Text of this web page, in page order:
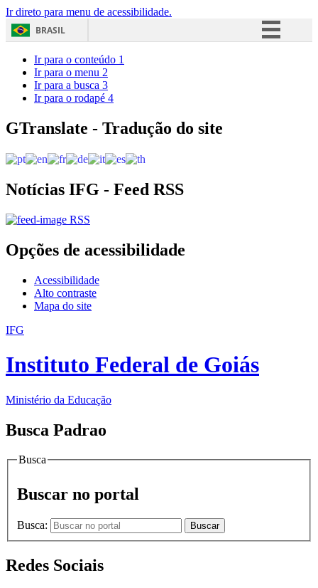
Ir direto para menu de acessibilidade.
BRASIL
Acesso à informação
Ir para o conteúdo 1
Ir para o menu 2
Ir para a busca 3
Ir para o rodapé 4
GTranslate - Tradução do site
Notícias IFG - Feed RSS
RSS
Opções de acessibilidade
Acessibilidade
Alto contraste
Mapa do site
IFG
Instituto Federal de Goiás
Ministério da Educação
Busca Padrao
Busca
Buscar no portal
Busca: Buscar
Redes Sociais